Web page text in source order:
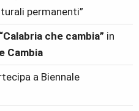
permanenti”
che cambia” in
Cambia
a Biennale